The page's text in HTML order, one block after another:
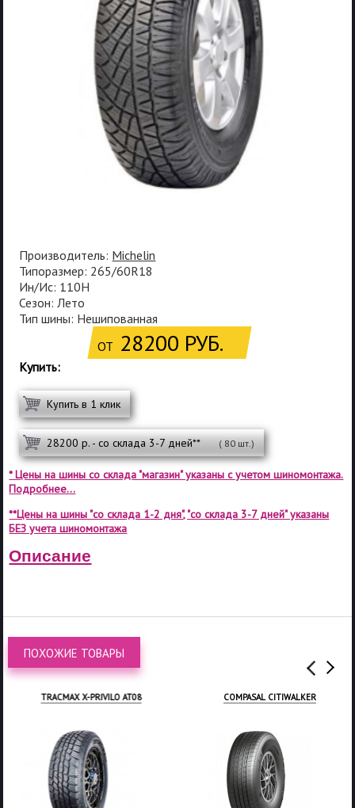
Производитель: Michelin
Типоразмер: 265/60R18
Ин/Ис: 110H
Сезон: Лето
Тип шины: Нешипованная
ОТ 28200 РУБ.
Купить:
Купить в 1 клик
28200 р. - со склада 3-7 дней** ( 80 шт.)
* Цены на шины со склада "магазин" указаны с учетом шиномонтажа.
Подробнее...
**Цены на шины "со склада 1-2 дня", "со склада 3-7 дней" указаны
БЕЗ учета шиномонтажа
Описание
ПОХОЖИЕ ТОВАРЫ
TRACMAX X-PRIVILO AT08 COMPASAL CITIWALKER